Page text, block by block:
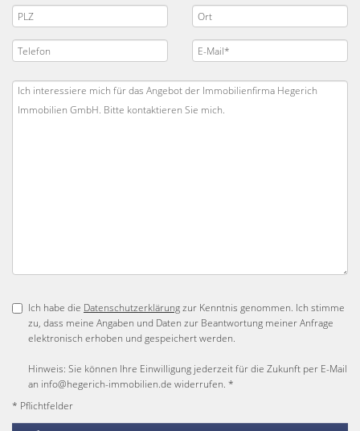
Ich habe die Datenschutzerklärungzur Kenntnis genommen. Ich stimme
zu, dass meine Angaben und Daten zur Beantwortung meiner Anfrage
elektronisch erhoben und gespeichert werden.
Hinweis: Sie können Ihre Einwilligung jederzeit für die Zukunft per E-Mail
an info@hegerich-immobilien.de widerrufen. *
* Pflichtfelder